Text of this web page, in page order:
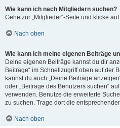
Wie kann ich nach Mitgliedern suchen?
Gehe zur „Mitglieder“-Seite und klicke
Nach oben
Wie kann ich meine eigenen Beiträge
Deine eigenen Beiträge kannst du dir
Beiträge“ im Schnellzugriff oben auf der
kannst du auch „Deine Beiträge
oder „Beiträge des Benutzers suchen“
verwenden. Benutze die erweiterte
zu suchen. Trage dort die
Nach oben